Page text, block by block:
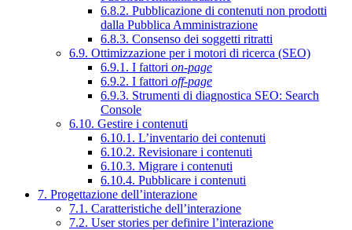
6.8.2. Pubblicazione di contenuti non prodotti
dalla Pubblica Amministrazione
6.8.3. Consenso dei soggetti ritratti
6.9. Ottimizzazione per i motori di ricerca (SEO)
6.9.1. I fattori on-page
6.9.2. I fattori off-page
6.9.3. Strumenti di diagnostica SEO: Search
Console
6.10. Gestire i contenuti
6.10.1. L’inventario dei contenuti
6.10.2. Revisionare i contenuti
6.10.3. Migrare i contenuti
6.10.4. Pubblicare i contenuti
7. Progettazione dell’interazione
7.1. Caratteristiche dell’interazione
7.2. User stories per definire l’interazione